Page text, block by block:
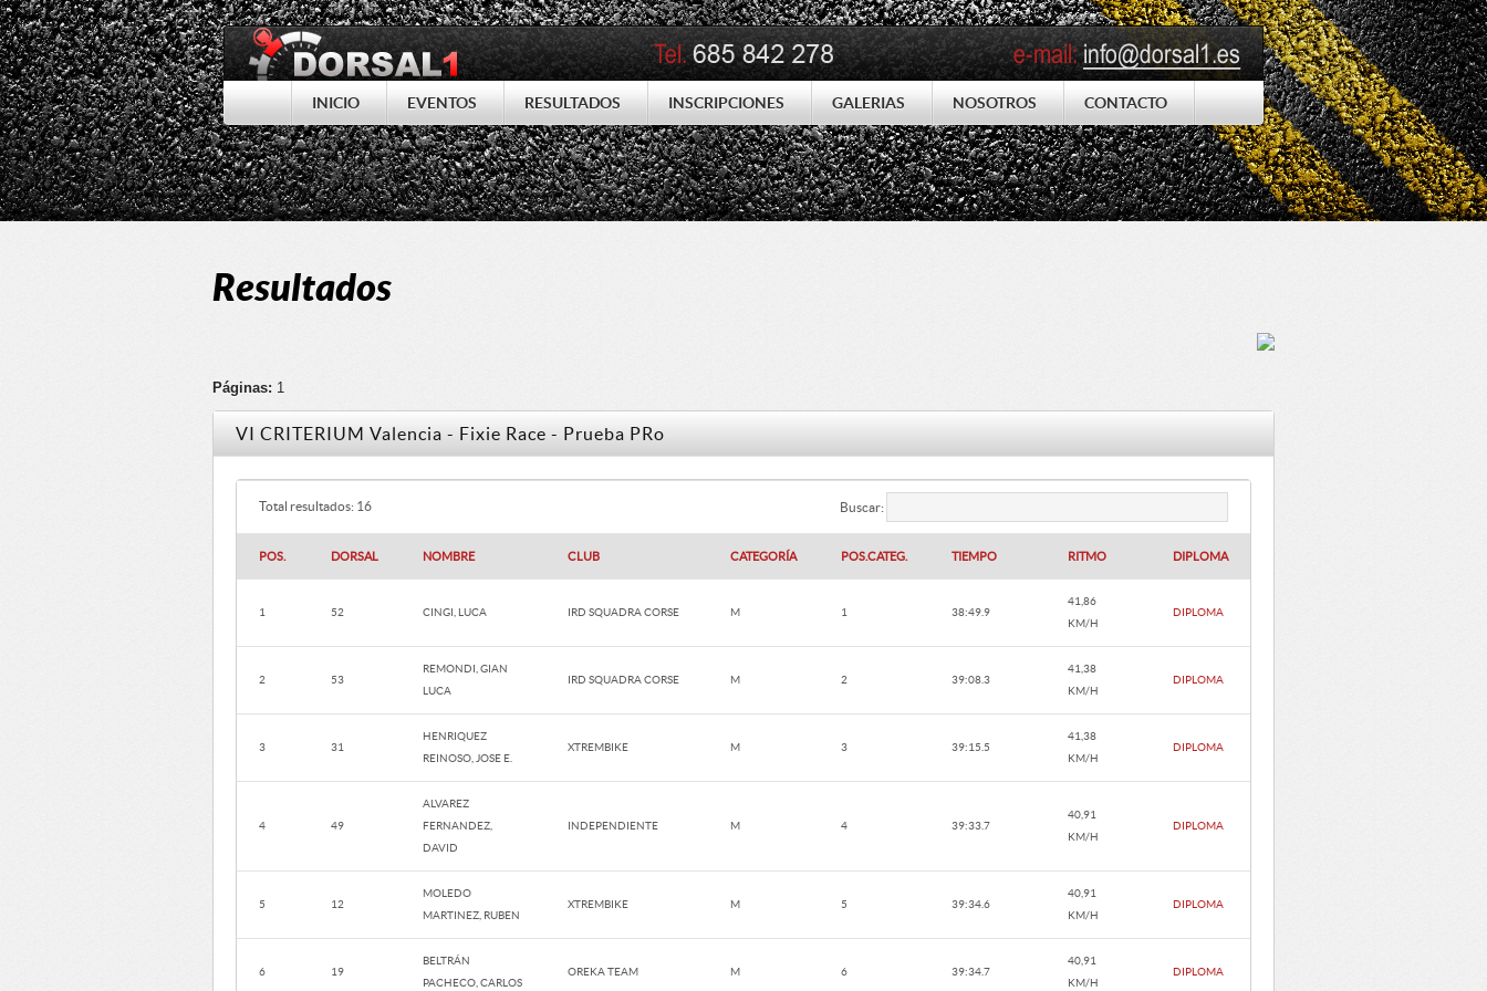
INICIO EVENTOS RESULTADOS INSCRIPCIONES GALERIAS NOSOTROS CONTACTO
Resultados
Páginas: 1
VI CRITERIUM Valencia - Fixie Race - Prueba PRo
Total resultados: 16 Buscar:
POS. DORSAL NOMBRE CLUB CATEGORÍA POS.CATEG. TIEMPO RITMO DIPLOMA
1 52 CINGI, LUCA IRD SQUADRA CORSE M 1 38:49.9
41,86
KM/H
DIPLOMA
2 53
REMONDI, GIAN
LUCA
IRD SQUADRA CORSE M 2 39:08.3
41,38
KM/H
DIPLOMA
3 31
HENRIQUEZ
REINOSO, JOSE E.
XTREMBIKE M 3 39:15.5
41,38
KM/H
DIPLOMA
4 49
ALVAREZ
FERNANDEZ,
DAVID
INDEPENDIENTE M 4 39:33.7
40,91
KM/H
DIPLOMA
5 12
MOLEDO
MARTINEZ, RUBEN
XTREMBIKE M 5 39:34.6
40,91
KM/H
DIPLOMA
6 19
BELTRÁN
PACHECO, CARLOS
OREKA TEAM M 6 39:34.7
40,91
KM/H
DIPLOMA